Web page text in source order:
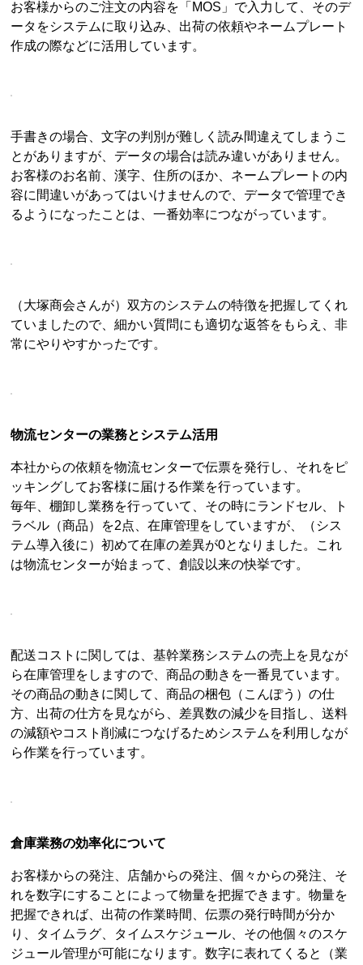
お客様からのご注文の内容を「MOS」で入力して、そのデ
ータをシステムに取り込み、出荷の依頼やネームプレート
作成の際などに活用しています。
手書きの場合、文字の判別が難しく読み間違えてしまうこ
とがありますが、データの場合は読み違いがありません。
お客様のお名前、漢字、住所のほか、ネームプレートの内
容に間違いがあってはいけませんので、データで管理でき
るようになったことは、一番効率につながっています。
（大塚商会さんが）双方のシステムの特徴を把握してくれ
ていましたので、細かい質問にも適切な返答をもらえ、非
常にやりやすかったです。
物流センターの業務とシステム活用
本社からの依頼を物流センターで伝票を発行し、それをピ
ッキングしてお客様に届ける作業を行っています。
毎年、棚卸し業務を行っていて、その時にランドセル、ト
ラベル（商品）を2点、在庫管理をしていますが、（シス
テム導入後に）初めて在庫の差異が0となりました。これ
は物流センターが始まって、創設以来の快挙です。
配送コストに関しては、基幹業務システムの売上を見なが
ら在庫管理をしますので、商品の動きを一番見ています。
その商品の動きに関して、商品の梱包（こんぽう）の仕
方、出荷の仕方を見ながら、差異数の減少を目指し、送料
の減額やコスト削減につなげるためシステムを利用しなが
ら作業を行っています。
倉庫業務の効率化について
お客様からの発注、店舗からの発注、個々からの発注、そ
れを数字にすることによって物量を把握できます。物量を
把握できれば、出荷の作業時間、伝票の発行時間が分か
り、タイムラグ、タイムスケジュール、その他個々のスケ
ジュール管理が可能になります。数字に表れてくると（業